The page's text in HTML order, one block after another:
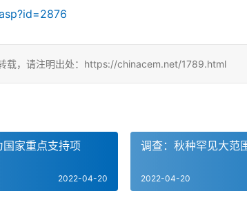
载，请注明出处：https://chinacem.net/1789.html
国家重点支持项
2022-04-20
调查：秋种罕见大范
2022-04-20